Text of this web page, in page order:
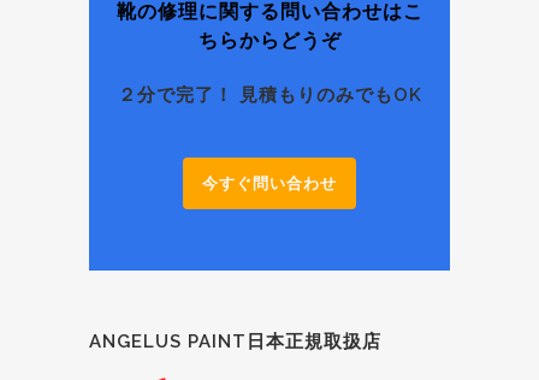
ない場合には電話にてご連絡ください。他店にて断ら
靴の修理に関する問い合わせはこ
ちらからどうぞ
２分で完了！ 見積もりのみでもOK
今すぐ問い合わせ
ANGELUS PAINT日本正規取扱店